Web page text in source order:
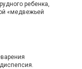
ребенка,
«медвежьей